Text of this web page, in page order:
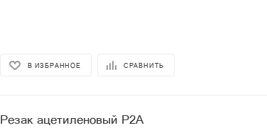
В ИЗБРАННОЕ СРАВНИТЬ
Резак ацетиленовый Р2А